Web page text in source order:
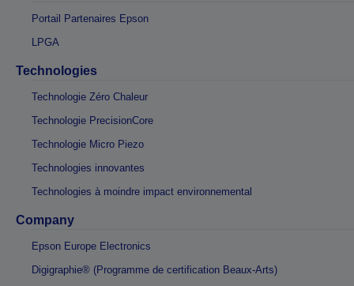
Portail Partenaires Epson
LPGA
Technologies
Technologie Zéro Chaleur
Technologie PrecisionCore
Technologie Micro Piezo
Technologies innovantes
Technologies à moindre impact environnemental
Company
Epson Europe Electronics
Digigraphie® (Programme de certification Beaux-Arts)